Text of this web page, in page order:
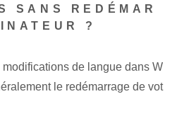
SANS REDÉMAR
?
de langue dans W
le redémarrage de vot